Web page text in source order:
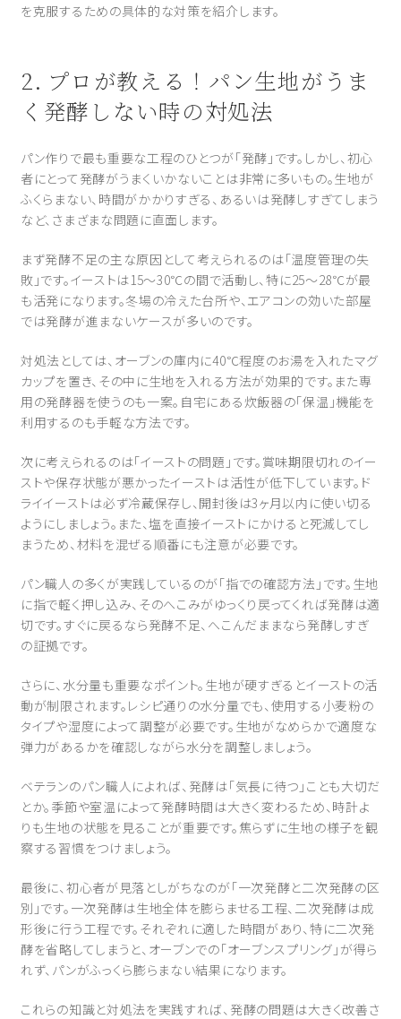
を克服するための具体的な対策を紹介します。
2. プロが教える！パン生地がうま
く発酵しない時の対処法
パン作りで最も重要な工程のひとつが「発酵」です。しかし、初心
者にとって発酵がうまくいかないことは非常に多いもの。生地が
ふくらまない、時間がかかりすぎる、あるいは発酵しすぎてしまう
など、さまざまな問題に直面します。
まず発酵不足の主な原因として考えられるのは「温度管理の失
敗」です。イーストは15〜30℃の間で活動し、特に25〜28℃が最
も活発になります。冬場の冷えた台所や、エアコンの効いた部屋
では発酵が進まないケースが多いのです。
対処法としては、オーブンの庫内に40℃程度のお湯を入れたマグ
カップを置き、その中に生地を入れる方法が効果的です。また専
用の発酵器を使うのも一案。自宅にある炊飯器の「保温」機能を
利用するのも手軽な方法です。
次に考えられるのは「イーストの問題」です。賞味期限切れのイー
ストや保存状態が悪かったイーストは活性が低下しています。ド
ライイーストは必ず冷蔵保存し、開封後は3ヶ月以内に使い切る
ようにしましょう。また、塩を直接イーストにかけると死滅してし
まうため、材料を混ぜる順番にも注意が必要です。
パン職人の多くが実践しているのが「指での確認方法」です。生地
に指で軽く押し込み、そのへこみがゆっくり戻ってくれば発酵は適
切です。すぐに戻るなら発酵不足、へこんだままなら発酵しすぎ
の証拠です。
さらに、水分量も重要なポイント。生地が硬すぎるとイーストの活
動が制限されます。レシピ通りの水分量でも、使用する小麦粉の
タイプや湿度によって調整が必要です。生地がなめらかで適度な
弾力があるかを確認しながら水分を調整しましょう。
ベテランのパン職人によれば、発酵は「気長に待つ」ことも大切だ
とか。季節や室温によって発酵時間は大きく変わるため、時計よ
りも生地の状態を見ることが重要です。焦らずに生地の様子を観
察する習慣をつけましょう。
最後に、初心者が見落としがちなのが「一次発酵と二次発酵の区
別」です。一次発酵は生地全体を膨らませる工程、二次発酵は成
形後に行う工程です。それぞれに適した時間があり、特に二次発
酵を省略してしまうと、オーブンでの「オーブンスプリング」が得ら
れず、パンがふっくら膨らまない結果になります。
これらの知識と対処法を実践すれば、発酵の問題は大きく改善さ